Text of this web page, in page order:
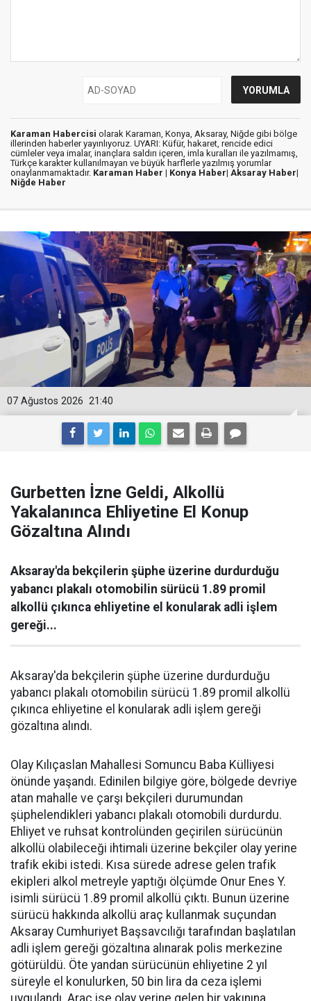
Karaman Habercisi olarak Karaman, Konya, Aksaray, Niğde gibi bölge
illerinden haberler yayınlıyoruz. UYARI: Küfür, hakaret, rencide edici
cümleler veya imalar, inançlara saldırı içeren, imla kuralları ile yazılmamış,
Türkçe karakter kullanılmayan ve büyük harflerle yazılmış yorumlar
onaylanmamaktadır. Karaman Haber | Konya Haber| Aksaray Haber|
Niğde Haber
21:40
07 Ağustos 2026
Gurbetten İzne Geldi, Alkollü
Yakalanınca Ehliyetine El Konup
Gözaltına Alındı
Aksaray'da bekçilerin şüphe üzerine durdurduğu
yabancı plakalı otomobilin sürücü 1.89 promil
alkollü çıkınca ehliyetine el konularak adli işlem
gereği...
Aksaray'da bekçilerin şüphe üzerine durdurduğu
yabancı plakalı otomobilin sürücü 1.89 promil alkollü
çıkınca ehliyetine el konularak adli işlem gereği
gözaltına alındı.
Olay Kılıçaslan Mahallesi Somuncu Baba Külliyesi
önünde yaşandı. Edinilen bilgiye göre, bölgede devriye
atan mahalle ve çarşı bekçileri durumundan
şüphelendikleri yabancı plakalı otomobili durdurdu.
Ehliyet ve ruhsat kontrolünden geçirilen sürücünün
alkollü olabileceği ihtimali üzerine bekçiler olay yerine
trafik ekibi istedi. Kısa sürede adrese gelen trafik
ekipleri alkol metreyle yaptığı ölçümde Onur Enes Y.
isimli sürücü 1.89 promil alkollü çıktı. Bunun üzerine
sürücü hakkında alkollü araç kullanmak suçundan
Aksaray Cumhuriyet Başsavcılığı tarafından başlatılan
adli işlem gereği gözaltına alınarak polis merkezine
götürüldü. Öte yandan sürücünün ehliyetine 2 yıl
süreyle el konulurken, 50 bin lira da ceza işlemi